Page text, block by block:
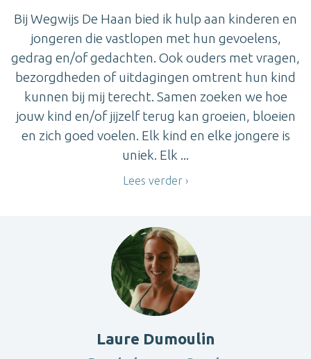
Bij Wegwijs De Haan bied ik hulp aan kinderen en
jongeren die vastlopen met hun gevoelens,
gedrag en/of gedachten. Ook ouders met vragen,
bezorgdheden of uitdagingen omtrent hun kind
kunnen bij mij terecht. Samen zoeken we hoe
jouw kind en/of jijzelf terug kan groeien, bloeien
en zich goed voelen. Elk kind en elke jongere is
uniek. Elk ...
Lees verder
Laure Dumoulin